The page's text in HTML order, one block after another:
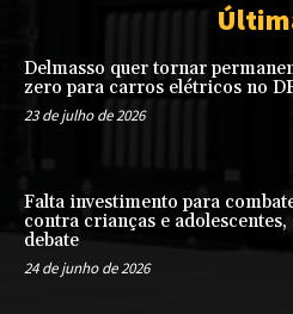
Delmasso quer tornar
zero para carros elétricos no
23 de julho de 2026
Falta investimento para
contra crianças e adolescentes,
debate
24 de junho de 2026